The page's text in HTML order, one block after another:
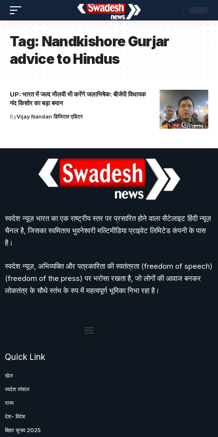
Tag:Nandkishore Gurjar
advice to Hindus
UP: भारत में जल्द मौलवी भी करेंगे जलाभिषेक: बीजेपी विधायक
नंद किशोर का बड़ा बयान
ByVijay Nandan डिजिटल एडिटर
स्वदेश न्यूज़ भारत का एक राष्ट्रीय स्तर पर प्रसारित होने वाला सैटेलाइट हिंदी न्यूज़
चैनल है, जिसका स्वमितत्व भुवनेश्वरी मल्टिमीडिया प्राइवेट लिमिटेड कंपनी के पास
है।
स्वदेश न्यूज़, अभिव्यक्ति और पत्रकारिता की स्वतंत्रता (freedom of speech)
(freedom of the press) पर भरोसा रखता है, जो लोगों की आवाज बनकर
लोकतंत्र के चौथे स्तंभ के रुप में महत्वपूर्ण भूमिका निभा रहा है।
Quick Link
खेल
स्वदेश स्पेशल
राज्य
देश- विदेश
बिहार चुनाव 2025